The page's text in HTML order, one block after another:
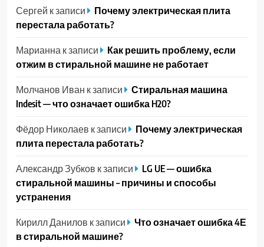
Сергей к записи
Почему электрическая плита
перестала работать?
Марианна к записи
Как решить проблему, если
отжим в стиральной машине не работает
Молчанов Иван к записи
Стиральная машина
Indesit — что означает ошибка H20?
Фёдор Николаев к записи
Почему электрическая
плита перестала работать?
Александр Зубков к записи
LG UE — ошибка
стиральной машины – причины и способы
устранения
Кирилл Данилов к записи
Что означает ошибка 4Е
в стиральной машине?